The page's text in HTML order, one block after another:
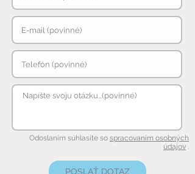
Odoslaním súhlasíte so spracovaním osobných
údajov .
POSLAŤ DOTAZ